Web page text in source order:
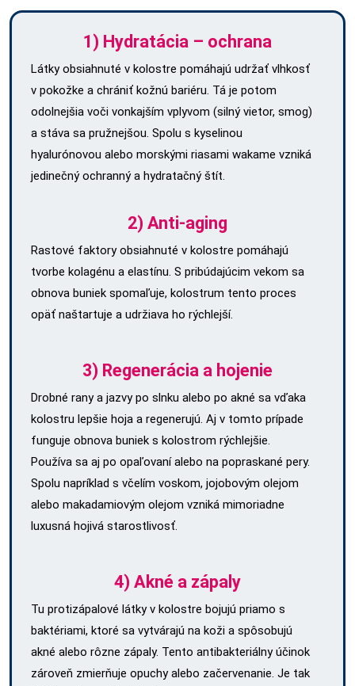
1) Hydratácia – ochrana
Látky obsiahnuté v kolostre pomáhajú udržať vlhkosť
v pokožke a chrániť kožnú bariéru. Tá je potom
odolnejšia voči vonkajším vplyvom (silný vietor, smog)
a stáva sa pružnejšou. Spolu s kyselinou
hyalurónovou alebo morskými riasami wakame vzniká
jedinečný ochranný a hydratačný štít.
2) Anti-aging
Rastové faktory obsiahnuté v kolostre pomáhajú
tvorbe kolagénu a elastínu. S pribúdajúcim vekom sa
obnova buniek spomaľuje, kolostrum tento proces
opäť naštartuje a udržiava ho rýchlejší.
3) Regenerácia a hojenie
Drobné rany a jazvy po slnku alebo po akné sa vďaka
kolostru lepšie hoja a regenerujú. Aj v tomto prípade
funguje obnova buniek s kolostrom rýchlejšie.
Používa sa aj po opaľovaní alebo na popraskané pery.
Spolu napríklad s včelím voskom, jojobovým olejom
alebo makadamiovým olejom vzniká mimoriadne
luxusná hojivá starostlivosť.
4) Akné a zápaly
Tu protizápalové látky v kolostre bojujú priamo s
baktériami, ktoré sa vytvárajú na koži a spôsobujú
akné alebo rôzne zápaly. Tento antibakteriálny účinok
zároveň zmierňuje opuchy alebo začervenanie. Je tak